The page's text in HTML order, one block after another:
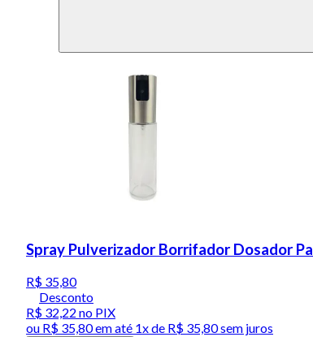
Spray Pulverizador Borrifador Dosador
R$ 35,80
Desconto
R$ 32,22 no PIX
ou R$ 35,80em até 1x de R$ 35,80sem juros